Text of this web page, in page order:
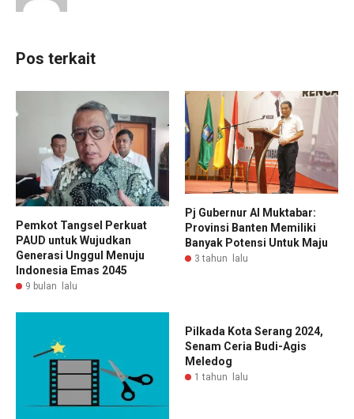
Pos terkait
Pemkot Tangsel Perkuat
PAUD untuk Wujudkan
Generasi Unggul Menuju
Indonesia Emas 2045
9 bulan lalu
Pj Gubernur Al Muktabar:
Provinsi Banten Memiliki
Banyak Potensi Untuk Maju
3 tahun lalu
Pilkada Kota Serang 2024,
Senam Ceria Budi-Agis
Meledog
1 tahun lalu